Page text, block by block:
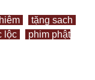
tặng sach
lộc
phim phật